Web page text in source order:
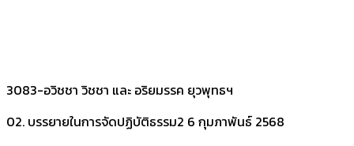
3083-อวิชชา วิชชา และ อริยมรรค ยุวพุทธฯ
02. บรรยายในการจัดปฏิบัติธรรม2 6 กุมภาพันธ์ 2568